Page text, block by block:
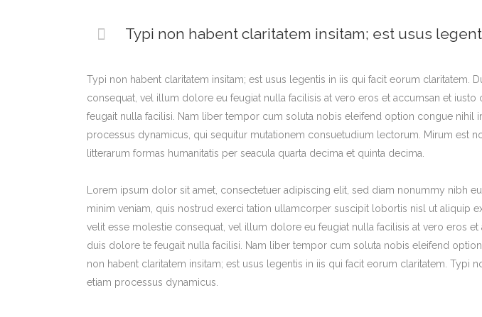
Typi non habent claritatem insitam; est usus
Typi non habent claritatem insitam; est usus legentis in iis qui facit eorum
consequat, vel illum dolore eu feugiat nulla facilisis at vero eros et accumsan et
feugait nulla facilisi. Nam liber tempor cum soluta nobis eleifend option congue
processus dynamicus, qui sequitur mutationem consuetudium lectorum. Mirum est
litterarum formas humanitatis per seacula quarta decima et quinta decima.
Lorem ipsum dolor sit amet, consectetuer adipiscing elit, sed diam nonummy nibh
minim veniam, quis nostrud exerci tation ullamcorper suscipit lobortis nisl ut aliquip
velit esse molestie consequat, vel illum dolore eu feugiat nulla facilisis at vero eros
duis dolore te feugait nulla facilisi. Nam liber tempor cum soluta nobis eleifend
non habent claritatem insitam; est usus legentis in iis qui facit eorum claritatem. Typi
etiam processus dynamicus.
: 22 Rue Xavier Brasseur,
4040 Esch-sur-Alzette